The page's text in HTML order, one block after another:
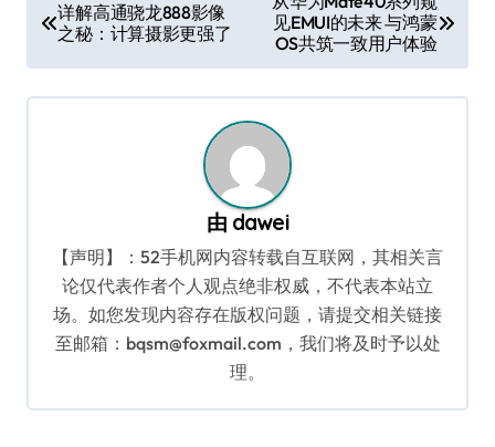
章
导
航
详解高通骁龙888影像
之秘：计算摄影更强了
见EMUI的未来 与鸿蒙
OS共筑一致用户体验
由 dawei
【声明】：52手机网内容转载自互联网，其相关言
论仅代表作者个人观点绝非权威，不代表本站立
场。如您发现内容存在版权问题，请提交相关链接
至邮箱：bqsm@foxmail.com，我们将及时予以处
理。